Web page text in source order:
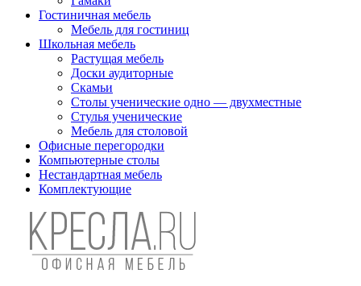
Гостиничная мебель
Мебель для гостиниц
Школьная мебель
Растущая мебель
Доски аудиторные
Скамьи
Столы ученические одно — двухместные
Стулья ученические
Мебель для столовой
Офисные перегородки
Компьютерные столы
Нестандартная мебель
Комплектующие